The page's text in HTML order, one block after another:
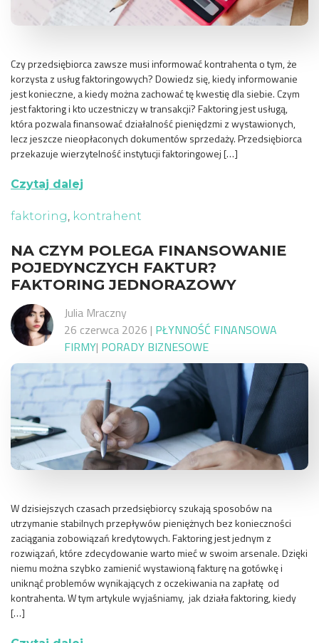
Czy przedsiębiorca zawsze musi informować kontrahenta o tym, że
korzysta z usług faktoringowych? Dowiedz się, kiedy informowanie
jest konieczne, a kiedy można zachować tę kwestię dla siebie. Czym
jest faktoring i kto uczestniczy w transakcji? Faktoring jest usługą,
która pozwala finansować działalność pieniędzmi z wystawionych,
lecz jeszcze nieopłaconych dokumentów sprzedaży. Przedsiębiorca
przekazuje wierzytelność instytucji faktoringowej […]
Czytaj dalej
faktoring, kontrahent
NA CZYM POLEGA FINANSOWANIE
POJEDYNCZYCH FAKTUR?
FAKTORING JEDNORAZOWY
Julia Mraczny
26 czerwca 2026 | PŁYNNOŚĆ FINANSOWA
FIRMY| PORADY BIZNESOWE
W dzisiejszych czasach przedsiębiorcy szukają sposobów na
utrzymanie stabilnych przepływów pieniężnych bez konieczności
zaciągania zobowiązań kredytowych. Faktoring jest jednym z
rozwiązań, które zdecydowanie warto mieć w swoim arsenale. Dzięki
niemu można szybko zamienić wystawioną fakturę na gotówkę i
uniknąć problemów wynikających z oczekiwania na zapłatę od
kontrahenta. W tym artykule wyjaśniamy, jak działa faktoring, kiedy
[…]